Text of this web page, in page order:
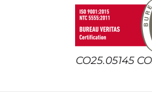
CO25.05145